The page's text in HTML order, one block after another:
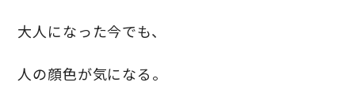
大人になった今でも、
人の顔色が気になる。